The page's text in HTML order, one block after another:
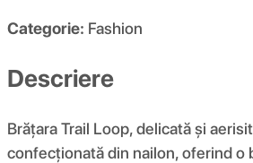
Categorie: Fashion
Descriere
Brățara Trail Loop, delicată și
confecționată din nailon, oferind o